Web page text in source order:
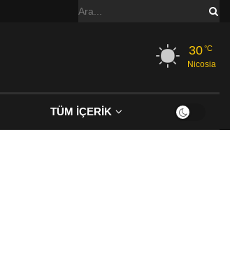
30°C
Nicosia
TÜM İÇERİK